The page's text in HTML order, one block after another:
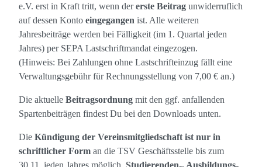
e.V. erst in Kraft tritt, wenn dererste Beitrag unwiderruflich
auf dessen Konto eingegangen ist. Alle weiteren
Jahresbeiträge werden bei Fälligkeit (im 1. Quartal jeden
Jahres) per SEPA Lastschriftmandat eingezogen.
(Hinweis: Bei Zahlungen ohne Lastschrifteinzug fällt eine
Verwaltungsgebühr für Rechnungsstellung von 7,00 € an.)
Die aktuelle Beitragsordnung mit den ggf. anfallenden
Spartenbeiträgen findest Du bei den Downloads unten.
Die Kündigung der Vereinsmitgliedschaft ist nur in
schriftlicher Form an die TSV Geschäftsstelle bis zum